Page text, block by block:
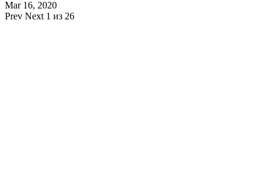
Mar 16, 2020
Prev Next 1 из 26